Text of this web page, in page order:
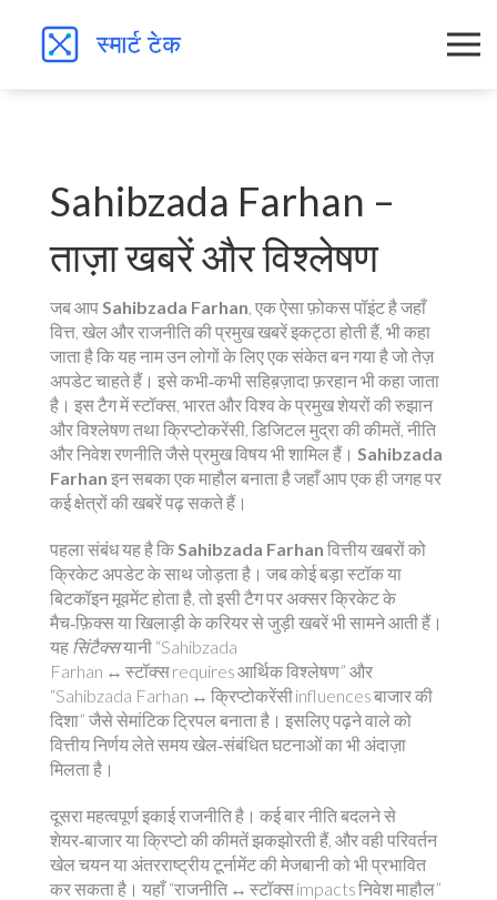
Sahibzada Farhan –
ताज़ा खबरें और विश्लेषण
जब आपSahibzada Farhan, एक ऐसा फ़ोकस पॉइंट है जहाँ
वित्त, खेल और राजनीति की प्रमुख खबरें इकट्ठा होती हैं, भी कहा
जाता है कि यह नाम उन लोगों के लिए एक संकेत बन गया है जो तेज़
अपडेट चाहते हैं। इसे कभी‑कभीसहिब़ज़ादा फ़रहानभी कहा जाता
है। इस टैग मेंस्टॉक्स, भारत और विश्व के प्रमुख शेयरों की रुझान
और विश्लेषणतथाक्रिप्टोकरेंसी, डिजिटल मुद्रा की कीमतें, नीति
और निवेश रणनीतिजैसे प्रमुख विषय भी शामिल हैं। Sahibzada
Farhan इन सबका एक माहौल बनाता है जहाँ आप एक ही जगह पर
कई क्षेत्रों की खबरें पढ़ सकते हैं।
पहला संबंध यह है किSahibzada Farhan वित्तीय खबरों को
क्रिकेट अपडेट के साथ जोड़ता है। जब कोई बड़ा स्टॉक या
बिटकॉइन मूवमेंट होता है, तो इसी टैग पर अक्सर क्रिकेट के
मैच‑फ़िक्स या खिलाड़ी के करियर से जुड़ी खबरें भी सामने आती हैं।
यह सिंटैक्सयानी “Sahibzada
Farhan ↔ स्टॉक्स requires आर्थिक विश्लेषण” और
“Sahibzada Farhan ↔ क्रिप्टोकरेंसी influences बाजार की
दिशा” जैसे सेमांटिक ट्रिपल बनाता है। इसलिए पढ़ने वाले को
वित्तीय निर्णय लेते समय खेल‑संबंधित घटनाओं का भी अंदाज़ा
मिलता है।
दूसरा महत्वपूर्ण इकाई राजनीति है। कई बार नीति बदलने से
शेयर‑बाजार या क्रिप्टो की कीमतें झकझोरती हैं, और वही परिवर्तन
खेल चयन या अंतरराष्ट्रीय टूर्नामेंट की मेजबानी को भी प्रभावित
कर सकता है। यहाँ “राजनीति ↔ स्टॉक्स impacts निवेश माहौल”